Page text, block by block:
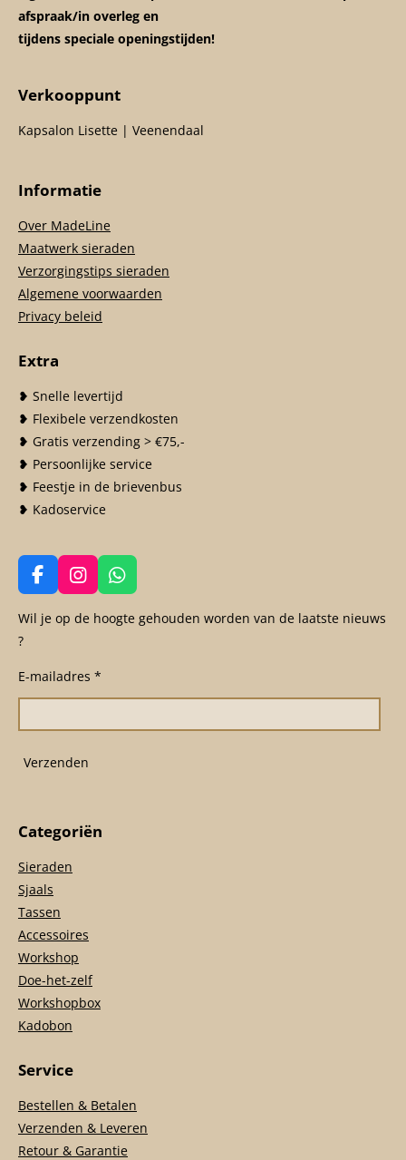
afspraak/in overleg en
tijdens speciale openingstijden!
Verkooppunt
Kapsalon Lisette | Veenendaal
Informatie
Over MadeLine
Maatwerk sieraden
Verzorgingstips sieraden
Algemene voorwaarden
Privacy beleid
Extra
❥ Snelle levertijd
❥ Flexibele verzendkosten
❥ Gratis verzending > €75,-
❥ Persoonlijke service
❥ Feestje in de brievenbus
❥ Kadoservice
F
a
c
o
o
I
n
s
g
r
m
W
h
a
p
Wil je op de hoogte gehouden worden van de laatste nieuws
?
E-mailadres *
Verzenden
Categoriën
Sieraden
Sjaals
Tassen
Accessoires
Workshop
Doe-het-zelf
Workshopbox
Kadobon
Service
Bestellen & Betalen
Verzenden & Leveren
Retour & Garantie